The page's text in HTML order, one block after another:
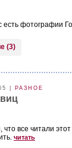
есть фотографии
(3)
| РАЗНОЕ
что все читали
читать